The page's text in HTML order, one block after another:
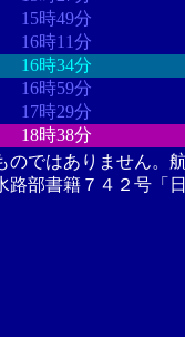
15時49分
16時11分
16時34分
16時59分
17時29分
18時38分
のではありません。
部書籍７４２号「